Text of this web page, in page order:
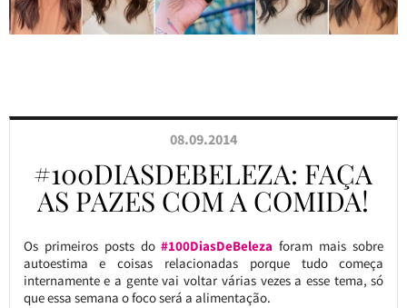
08.09.2014
#100DIASDEBELEZA: FAÇA
AS PAZES COM A COMIDA!
Os primeiros posts do#100DiasDeBeleza foram mais sobre
autoestima e coisas relacionadas porque tudo começa
internamente e a gente vai voltar várias vezes a esse tema, só
que essa semana o foco será a alimentação.